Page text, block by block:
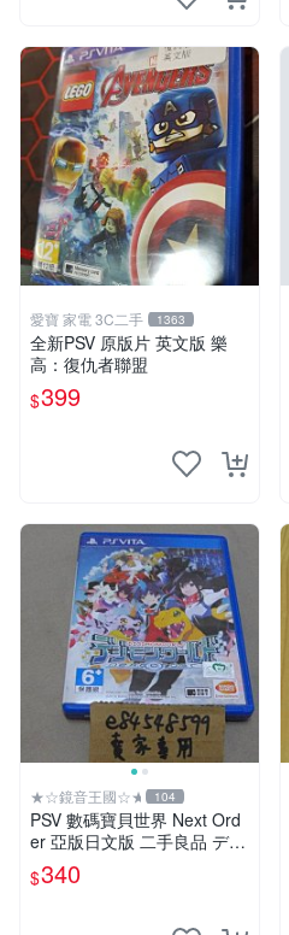
愛寶 家電 3C二手 1363
全新PSV 原版片 英文版 樂
高：復仇者聯盟
$399
★☆鏡音王國☆★ 104
PSV 數碼寶貝世界 Next Ord
er 亞版日文版 二手良品 デジ
モンワールド Digimon World
$340